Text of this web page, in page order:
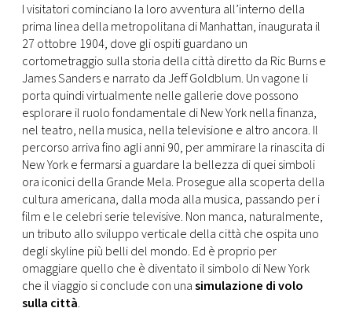
I visitatori cominciano la loro avventura all’interno della
prima linea della metropolitana di Manhattan, inaugurata il
27 ottobre 1904, dove gli ospiti guardano un
cortometraggio sulla storia della città diretto da Ric Burns e
James Sanders e narrato da Jeff Goldblum. Un vagone li
porta quindi virtualmente nelle gallerie dove possono
esplorare il ruolo fondamentale di New York nella finanza,
nel teatro, nella musica, nella televisione e altro ancora. Il
percorso arriva fino agli anni 90, per ammirare la rinascita di
New York e fermarsi a guardare la bellezza di quei simboli
ora iconici della Grande Mela. Prosegue alla scoperta della
cultura americana, dalla moda alla musica, passando per i
film e le celebri serie televisive. Non manca, naturalmente,
un tributo allo sviluppo verticale della città che ospita uno
degli skyline più belli del mondo. Ed è proprio per
omaggiare quello che è diventato il simbolo di New York
che il viaggio si conclude con unasimulazione di volo
sulla città.